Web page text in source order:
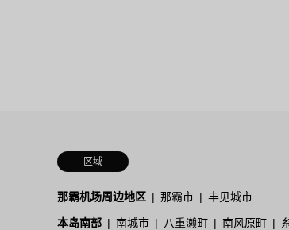
区域
那霸机场周边地区 那霸市 丰见城市
本岛南部 南城市 八重濑町 南风原町